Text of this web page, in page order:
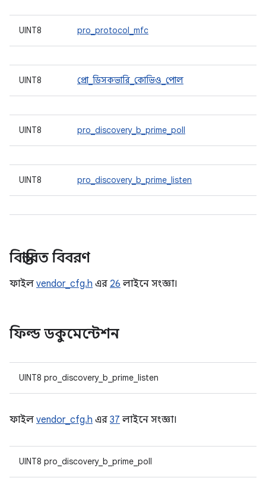
UINT8 pro_protocol_mfc
UINT8 প্রো_ডিসকভারি_কোভিও_পোল
UINT8 pro_discovery_b_prime_poll
UINT8 pro_discovery_b_prime_listen
বিস্তারিত বিবরণ
ফাইল vendor_cfg.h এর 26 লাইনে সংজ্ঞা।
ফিল্ড ডকুমেন্টেশন
UINT8 pro_discovery_b_prime_listen
ফাইল vendor_cfg.h এর 37 লাইনে সংজ্ঞা।
UINT8 pro_discovery_b_prime_poll